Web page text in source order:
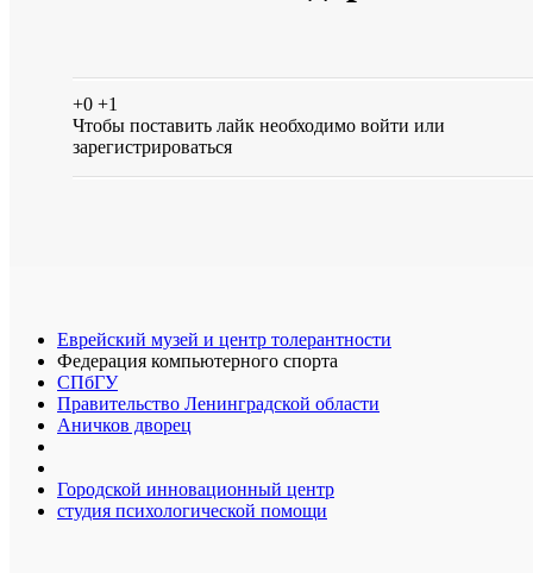
+0 +1
Чтобы поставить лайк необходимо войти или
зарегистрироваться
Еврейский музей и центр толерантности
Федерация компьютерного спорта
СПбГУ
Правительство Ленинградской области
Аничков дворец
Городской инновационный центр
студия психологической помощи